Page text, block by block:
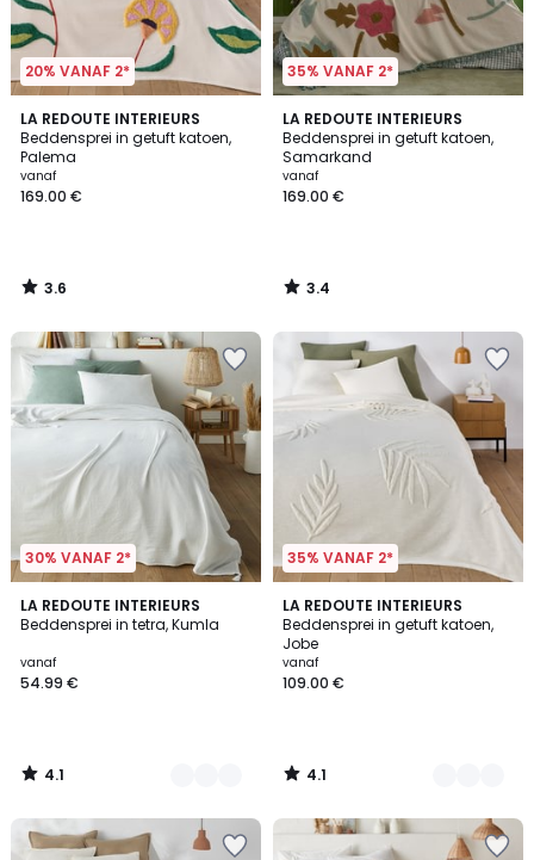
20% VANAF 2*
LA REDOUTE INTERIEURS
Beddensprei in getuft katoen,
Palema
vanaf
169.00 €
3.6
/ 5
3.6
/
35% VANAF 2*
LA REDOUTE INTERIEURS
Beddensprei in getuft katoen,
Samarkand
vanaf
169.00 €
3.4
/ 5
3.4
/
30% VANAF 2*
LA REDOUTE INTERIEURS
Beddensprei in tetra, Kumla
vanaf
54.99 €
4.1
/ 5
7
Kleuren
4.1
/
35% VANAF 2*
LA REDOUTE INTERIEURS
Beddensprei in getuft katoen,
Jobe
vanaf
109.00 €
4.1
/ 5
2
Kleuren
4.1
/